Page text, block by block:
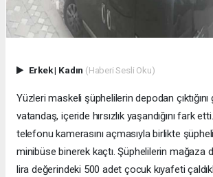
Erkek| Kadın (Haberi Sesli Oku)
Yüzleri maskeli şüphelilerin depodan
vatandaş, içeride hırsızlık yaşandığını fark
telefonu kamerasını açmasıyla birlikte
minibüse binerek kaçtı. Şüphelilerin mağaza
lira değerindeki 500 adet çocuk kıyafeti